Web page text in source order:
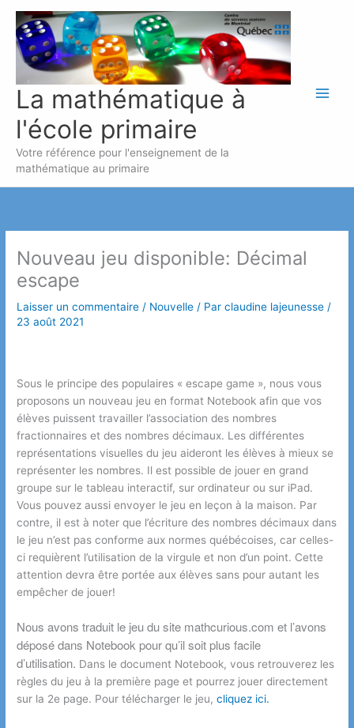
contenu
La mathématique à
l'école primaire
Votre référence pour l'enseignement de la
mathématique au primaire
Nouveau jeu disponible: Décimal
escape
Laisser un commentaire / Nouvelle / Parclaudine lajeunesse /
23 août 2021
Sous le principe des populaires « escape game », nous vous
proposons un nouveau jeu en format Notebook afin que vos
élèves puissent travailler l’association des nombres
fractionnaires et des nombres décimaux. Les différentes
représentations visuelles du jeu aideront les élèves à mieux se
représenter les nombres. Il est possible de jouer en grand
groupe sur le tableau interactif, sur ordinateur ou sur iPad.
Vous pouvez aussi envoyer le jeu en leçon à la maison. Par
contre, il est à noter que l’écriture des nombres décimaux dans
le jeu n’est pas conforme aux normes québécoises, car celles-
ci requièrent l’utilisation de la virgule et non d’un point. Cette
attention devra être portée aux élèves sans pour autant les
empêcher de jouer!
Nous avons traduit le jeu du site mathcurious.com et l’avons
déposé dans Notebook pour qu’il soit plus facile
d’utilisation. Dans le document Notebook, vous retrouverez les
règles du jeu à la première page et pourrez jouer directement
sur la 2e page. Pour télécharger le jeu,cliquez ici.